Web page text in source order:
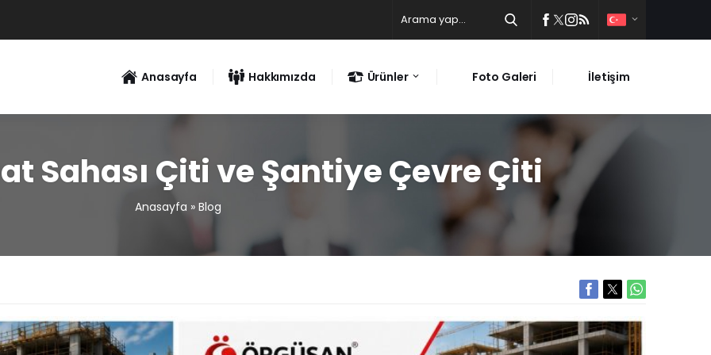
Anasayfa Hakkımızda Ürünler Foto Galeri İletişim
Sahası Çiti ve Şantiye Çevre Çiti
Anasayfa » Blog